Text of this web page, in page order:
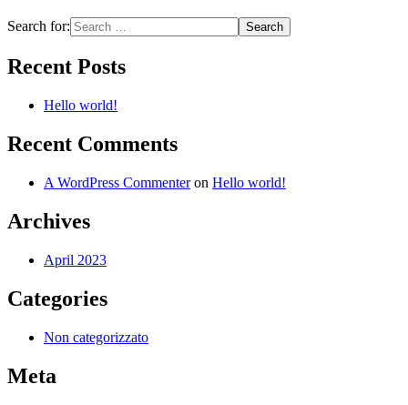
Search for:
Recent Posts
Hello world!
Recent Comments
A WordPress Commenteron Hello world!
Archives
April 2023
Categories
Non categorizzato
Meta